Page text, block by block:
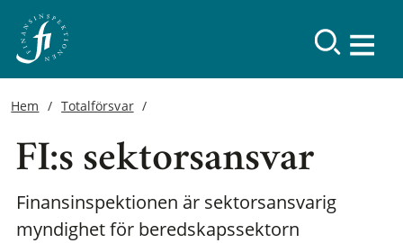
Hem Totalförsvar
FI:s sektorsansvar
Finansinspektionen är sektorsansvarig
myndighet för beredskapssektorn